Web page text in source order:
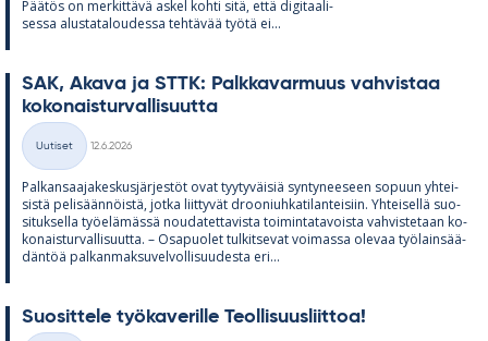
Pää­tös on mer­kit­tävä as­kel kohti sitä, että di­gi­taa­li­
sessa alus­ta­ta­lou­dessa teh­tä­vää työtä ei...
SAK, Akava ja STTK: Palk­ka­var­muus vah­vis­taa
ko­ko­nais­tur­val­li­suutta
Kategoriat
Uutiset
12.6.2026
Pal­kan­saa­ja­kes­kus­jär­jes­töt ovat tyy­ty­väi­siä syn­ty­nee­seen so­puun yh­tei­
sistä pe­li­sään­nöistä, jotka liit­ty­vät droo­niuh­ka­ti­lan­tei­siin. Yh­tei­sellä suo­
si­tuk­sella työ­elä­mässä nou­da­tet­ta­vista toi­min­ta­ta­voista vah­vis­te­taan ko­
ko­nais­tur­val­li­suutta. – Os­a­puo­let tul­kit­se­vat voi­massa ole­vaa työ­lain­sää­
dän­töä pal­kan­mak­su­vel­vol­li­suu­desta eri...
Suo­sit­tele työ­ka­ve­rille Teol­li­suus­liit­toa!